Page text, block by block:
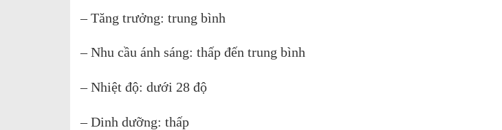
– Tăng trưởng: trung bình
– Nhu cầu ánh sáng: thấp đến trung bình
– Nhiệt độ: dưới 28 độ
– Dinh dưỡng: thấp